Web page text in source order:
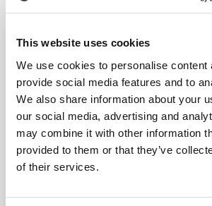
This website uses cookies
We use cookies to personalise content
provide social media features and to
We also share information about your
our social media, advertising and
may combine it with other information
provided to them or that they’ve
of their services.
Ukraina som ingår i deras olika
utsatthet för individer på flykt. Eftersom
för att ta sig in på arbetsmarknaden
situationen en ökad risk för exploatering .
Låg grad av
Migrationsverkets personliga intervjuer